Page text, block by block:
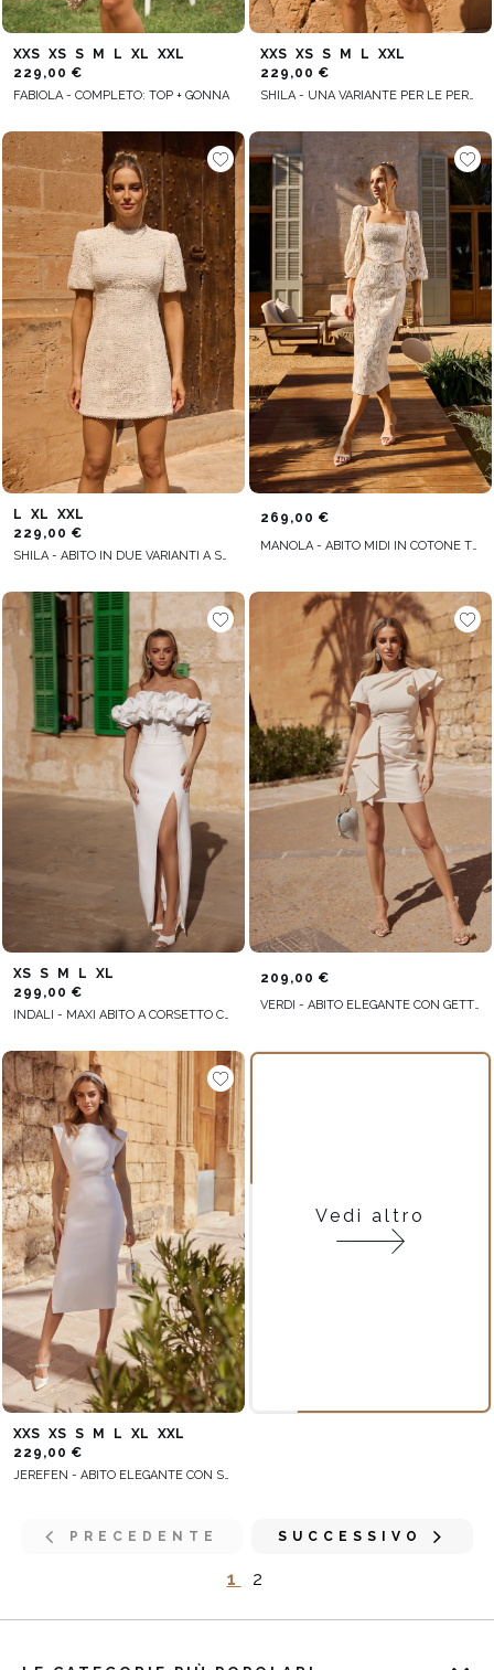
XXS XS S M L XL
XXL
229,00 €
FABIOLA - COMPLETO: TOP + GONNA
XXS XS S M L
XXL
229,00 €
SHILA - UNA VARIANTE PER LE PERSONE PIÙ ALTE
L XL
XXL
229,00 €
SHILA - ABITO IN DUE VARIANTI A SECONDA DELL'ALTEZZA
269,00 €
MANOLA - ABITO MIDI IN COTONE TRAFORATO COLOR CREMA
XS S M L
XL
299,00 €
INDALI - MAXI ABITO A CORSETTO CON COLLO ARRICCIATO E SPALLINE STACCABILI
209,00 €
VERDI - ABITO ELEGANTE CON GETTI IMPREZIOSITI E PIEGHE UNICHE
XXS XS S M L XL
XXL
229,00 €
Vedi altro
PRECEDENTE
1 2
SUCCESSIVO